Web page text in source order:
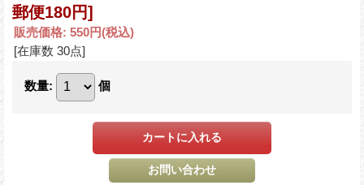
郵便180円]
販売価格: 550円(税込)
[在庫数 30点]
数量: 個